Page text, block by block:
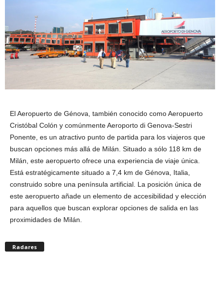
El Aeropuerto de Génova, también conocido como Aeropuerto
Cristóbal Colón y comúnmente Aeroporto di Genova-Sestri
Ponente, es un atractivo punto de partida para los viajeros que
buscan opciones más allá de Milán. Situado a sólo 118 km de
Milán, este aeropuerto ofrece una experiencia de viaje única.
Está estratégicamente situado a 7,4 km de Génova, Italia,
construido sobre una península artificial. La posición única de
este aeropuerto añade un elemento de accesibilidad y elección
para aquellos que buscan explorar opciones de salida en las
proximidades de Milán.
Radares